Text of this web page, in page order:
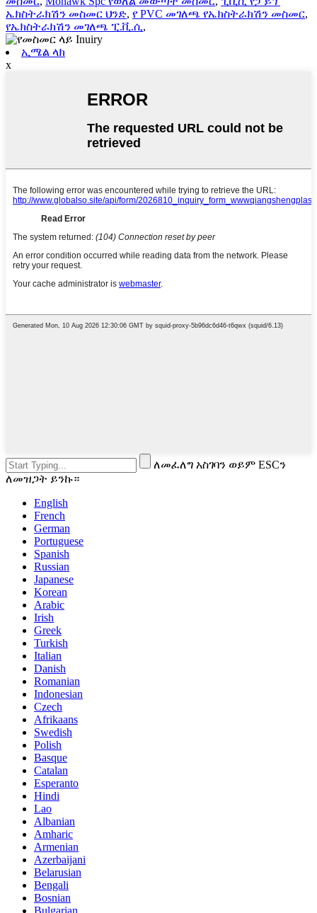
ኤክስትራክሽን መስመር ህንድ, የ PVC መገለጫ የኤክስትራክሽን መስመር,
የኤክስትራክሽን መገለጫ ፒ.ቪ.ሲ,
ኢሜል ላክ
x
ለመፈለግ አስገባን ወይም ESCን
ለመዝጋት ይንኩ።
English
French
German
Portuguese
Spanish
Russian
Japanese
Korean
Arabic
Irish
Greek
Turkish
Italian
Danish
Romanian
Indonesian
Czech
Afrikaans
Swedish
Polish
Basque
Catalan
Esperanto
Hindi
Lao
Albanian
Amharic
Armenian
Azerbaijani
Belarusian
Bengali
Bosnian
Bulgarian